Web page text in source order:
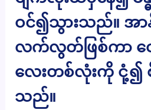
ဝင်၍သွားသည်။ အ
လက်လွတ်ဖြစ်ကာ ထွ
လေးတစ်လုံးကို ငုံ့၍
သည်။